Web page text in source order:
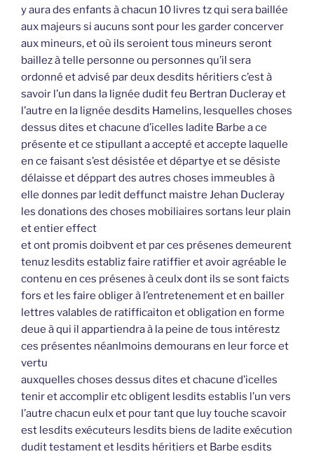
y aura des enfants à chacun 10 livres tz qui sera baillée
aux majeurs si aucuns sont pour les garder concerver
aux mineurs, et où ils seroient tous mineurs seront
baillez à telle personne ou personnes qu’il sera
ordonné et advisé par deux desdits héritiers c’est à
savoir l’un dans la lignée dudit feu Bertran Ducleray et
l’autre en la lignée desdits Hamelins, lesquelles choses
dessus dites et chacune d’icelles ladite Barbe a ce
présente et ce stipullant a accepté et accepte laquelle
en ce faisant s’est désistée et départye et se désiste
délaisse et déppart des autres choses immeubles à
elle donnes par ledit deffunct maistre Jehan Ducleray
les donations des choses mobiliaires sortans leur plain
et entier effect
et ont promis doibvent et par ces présenes demeurent
tenuz lesdits establiz faire ratiffier et avoir agréable le
contenu en ces présenes à ceulx dont ils se sont faicts
fors et les faire obliger à l’entretenement et en bailler
lettres valables de ratifficaiton et obligation en forme
deue à qui il appartiendra à la peine de tous intérestz
ces présentes néanlmoins demourans en leur force et
vertu
auxquelles choses dessus dites et chacune d’icelles
tenir et accomplir etc obligent lesdits establis l’un vers
l’autre chacun eulx et pour tant que luy touche scavoir
est lesdits exécuteurs lesdits biens de ladite exécution
dudit testament et lesdits héritiers et Barbe esdits